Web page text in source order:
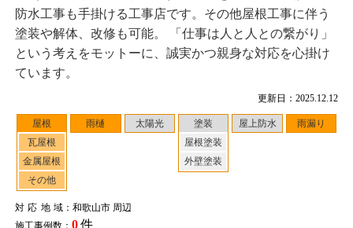
更新日：2025.12.12
屋根
瓦屋根
金属屋根
その他
雨樋 太陽光
塗装
屋根塗装
外壁塗装
屋上防水 雨漏り
対応地域：和歌山市 周辺
施工事例数： 0件
防水工事も手掛ける工事店です。その他屋根工事に伴う
塗装や解体、改修も可能。 「仕事は人と人との繋がり」
という考えをモットーに、誠実かつ親身な対応を心掛け
ています。